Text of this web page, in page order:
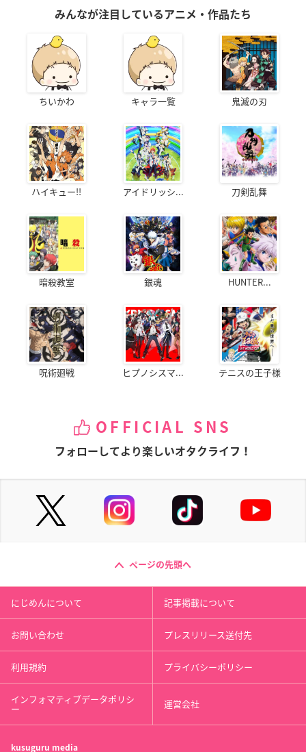
みんなが注目しているアニメ・作品たち
ちいかわ キャラ一覧 鬼滅の刃
ハイキュー!! アイドリッシ... 刀剣乱舞
暗殺教室 銀魂 HUNTER...
呪術廻戦 ヒプノシスマ... テニスの王子様
OFFICIAL SNS
フォローしてより楽しいオタクライフ！
ページの先頭へ
にじめんについて 記事掲載について
お問い合わせ プレスリリース送付先
利用規約 プライバシーポリシー
インフォマティブデータポリシ
ー 運営会社
kusuguru media